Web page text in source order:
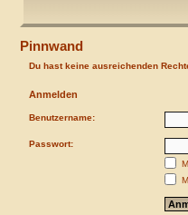
Pinnwand
Du hast keine ausreichenden
Anmelden
Benutzername:
Passwort: